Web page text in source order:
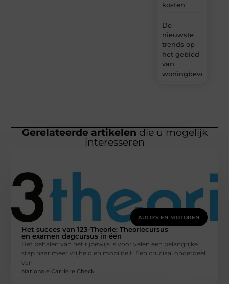
kosten
De
nieuwste
trends op
het gebied
van
woningbeveiliging
Gerelateerde artikelen die u mogelijk
interesseren
AUTO'S EN MOTOREN
Het succes van 123-Theorie: Theoriecursus
en examen dagcursus in één
Het behalen van het rijbewijs is voor velen een belangrijke
stap naar meer vrijheid en mobiliteit. Een cruciaal onderdeel
van
Nationale Carriere Check